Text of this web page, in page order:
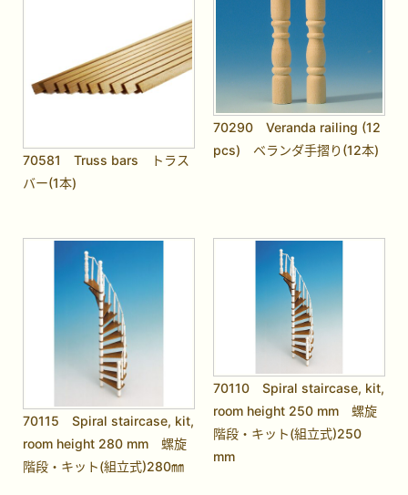
70581 Truss bars トラス
バー(1本)
70290 Veranda railing (12
pcs) ベランダ手摺り(12本)
70115 Spiral staircase, kit,
room height 280 mm 螺旋
階段・キット(組立式)280㎜
70110 Spiral staircase, kit,
room height 250 mm 螺旋
階段・キット(組立式)250
mm